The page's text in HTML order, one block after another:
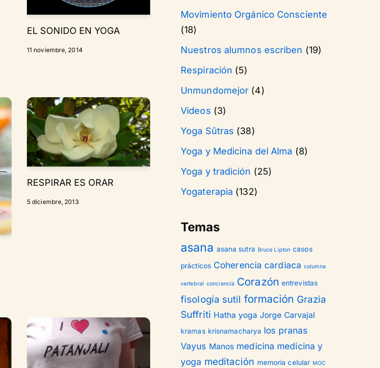
EL SONIDO EN YOGA
11 noviembre, 2014
RESPIRAR ES ORAR
5 diciembre, 2013
Movimiento Orgánico Consciente
(18)
Nuestros alumnos escriben (19)
Respiración (5)
Unmundomejor (4)
Videos (3)
Yoga Sûtras (38)
Yoga y Medicina del Alma (8)
Yoga y tradición (25)
Yogaterapia (132)
Temas
asana asana sutra Bruce Lipton casos
prácticos Coherencia cardiaca columna
vertebral conciencia Corazón entrevistas
fisología sutil formación Grazia
Suffriti Hatha yoga Jorge Carvajal
kramas krisnamacharya los pranas
Vayus Manos medicina medicina y
yoga meditación memoria celular MOC